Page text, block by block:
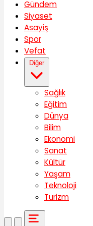
Gündem
Siyaset
Asayiş
Spor
Vefat
Diğer
Sağlık
Eğitim
Dünya
Bilim
Ekonomi
Sanat
Kültür
Yaşam
Teknoloji
Turizm